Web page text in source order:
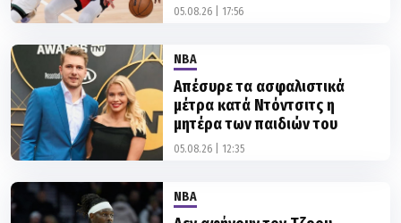
να γίνει ο κορυφαίος ever»
05.08.26 | 17:56
NBA
Απέσυρε τα ασφαλιστικά
μέτρα κατά Ντόντσιτς η
μητέρα των παιδιών του
05.08.26 | 12:35
NBA